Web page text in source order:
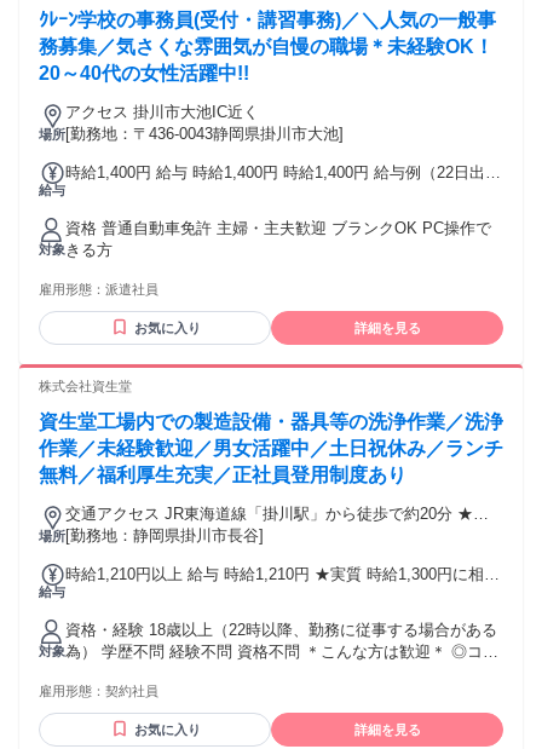
ます。 実際に、土日のみの勤務で月収30万円以上を達成した
メンバーも活躍しています。 一人で成果を追うのではなく、
チーム全体でサポートしながら成果をつくる営業スタイルだ
からこそ、未経験の方でも着実に成長し、高収入を目指せる
15,000円/1日 〜完全歩合制で2件完工 の場合〜 月収30万以上
が見込み ＜給与切り替え方法＞ 自信がついたタイミングで
「完全歩合制へ変更したい」と 口頭でお申し出いただくだけ
でOK！
ｸﾚｰﾝ学校の事務員(受付・講習事務)／＼人気の一般事
務募集／気さくな雰囲気が自慢の職場＊未経験OK！
20～40代の女性活躍中!!
場所
アクセス 掛川市大池IC近く
[勤務地：〒436-0043静岡県掛川市大池]
給与
時給1,400円 給与 時給1,400円 時給1,400円 給与例（22日出勤
対象
資格 普通自動車免許 主婦・主夫歓迎 ブランクOK PC操作で
きる方
雇用形態： 派遣社員
お気に入り 詳細を見る
株式会社資生堂
資生堂工場内での製造設備・器具等の洗浄作業／洗浄
作業／未経験歓迎／男女活躍中／土日祝休み／ランチ
無料／福利厚生充実／正社員登用制度あり
場所
交通アクセス JR東海道線「掛川駅」から徒歩で約20分 ★マ
イカー通勤OK ★掛川駅 ⇔ 当社への無料送迎バスあり！ 朝、
[勤務地：静岡県掛川市長谷]
給与
時給1,210円以上 給与 時給1,210円 ★実質 時給1,300円に相当
換算すると時給90円分が上乗せされているような状況です。
対象
資格・経験 18歳以上（22時以降、勤務に従事する場合がある
為） 学歴不問 経験不問 資格不問 ＊こんな方は歓迎＊ ◎コツ
ョンが苦手でない方 ◎化粧品が好きな方
雇用形態： 契約社員
お気に入り 詳細を見る